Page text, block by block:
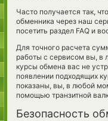
Часто получается так,
обменника через наш
посетить раздел FAQ и
Для точного расчета
работы с сервисом вы, в
курсы обмена вас не
появлении подходящих
показаны, вы, в любой
помощью транзитной
Безопасность